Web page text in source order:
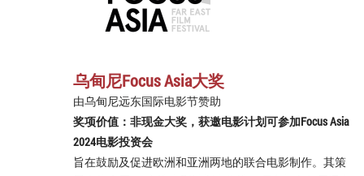
乌甸尼Focus Asia大奖
由乌甸尼远东国际电影节赞助
奖项价值：非现金大奖，获邀电影计划可参加Focus Asia
2024电影投资会
旨在鼓励及促进欧洲和亚洲两地的联合电影制作。其策